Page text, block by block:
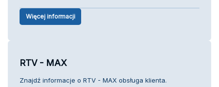
Więcej informacji
RTV - MAX
Znajdź informacje o RTV - MAX obsługa klienta.